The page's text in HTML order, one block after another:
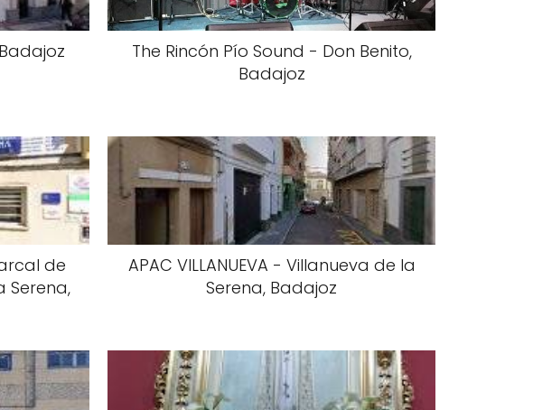
The Rincón Pío Sound - Don Benito,
Badajoz
de
Serena,
APAC VILLANUEVA - Villanueva de la
Serena, Badajoz